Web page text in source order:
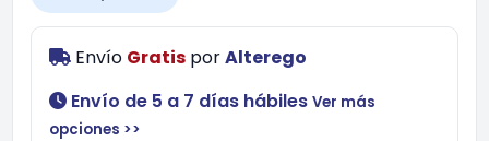
Envío Gratis porAlterego
Envío de 5 a 7 días hábiles Ver más
opciones >>